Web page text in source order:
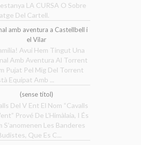
LA CURSA O Sobre
Del Cartell.
amb aventura a Castellbell i
el Vilar
Avui Hem Tingut Una
Amb Aventura Al Torrent
Pujat Pel Mig Del Torrent
Equipat Amb ...
(sense títol)
Del V Ent El Nom “Cavalls
Prové De L’Himàlaia, I És
S’anomenen Les Banderes
Que Es C...